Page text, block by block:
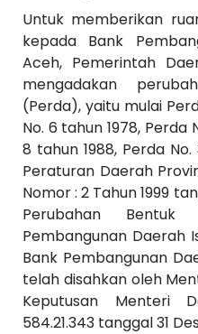
Untuk memberikan
kepada Bank
Aceh, Pemerintah
mengadakan
(Perda), yaitu mulai
No. 6 tahun 1978, Perda
8 tahun 1988, Perda
Peraturan Daerah
Nomor : 2 Tahun 1999
Perubahan
Pembangunan Daerah
Bank Pembangunan
telah disahkan oleh
Keputusan Menteri
584.21.343 tanggal 31